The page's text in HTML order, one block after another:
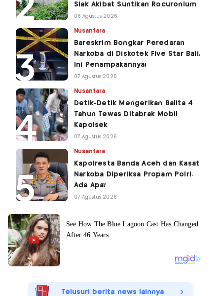
Siak Akibat Suntikan Rocuronium
06 Agustus 2026
Nusantara
Bareskrim Bongkar Peredaran
Narkoba di Diskotek Five Star Bali,
Ini Penampakannya!
07 Agustus 2026
Nusantara
Detik-Detik Mengerikan Balita 4
Tahun Tewas Ditabrak Mobil
Kapolsek
07 Agustus 2026
Nusantara
Kapolresta Banda Aceh dan Kasat
Narkoba Diperiksa Propam Polri,
Ada Apa?
07 Agustus 2026
Telusuri berita news lainnya